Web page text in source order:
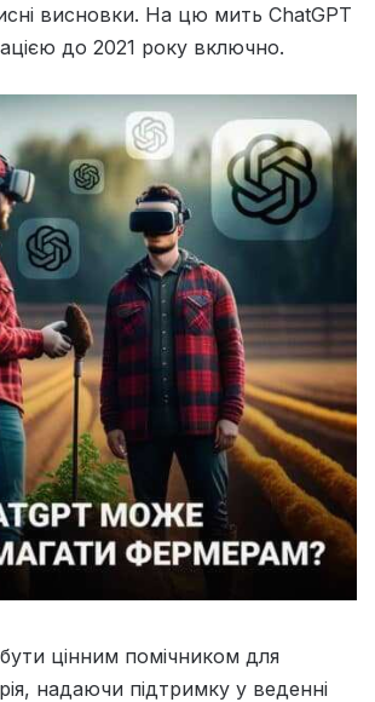
висновки. На цю мить ChatGPT
до 2021 року включно.
цінним помічником для
надаючи підтримку у веденні